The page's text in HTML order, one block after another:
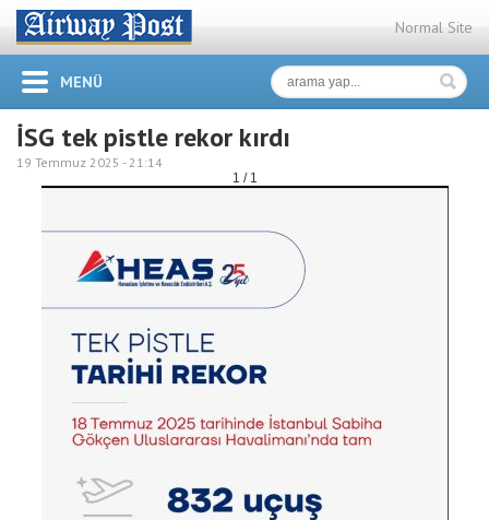
Normal Site
MENÜ
İSG tek pistle rekor kırdı
19 Temmuz 2025 -21:14
1 / 1